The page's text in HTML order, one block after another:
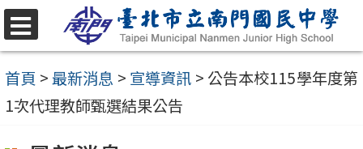
跳
至
主
要
選
單
首頁 >最新消息 > 宣導資訊 > 公告本校115學年度第
1次代理教師甄選結果公告